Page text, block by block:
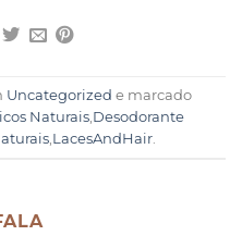
Uncategorized e marcado
Naturais, Desodorante
, LacesAndHair.